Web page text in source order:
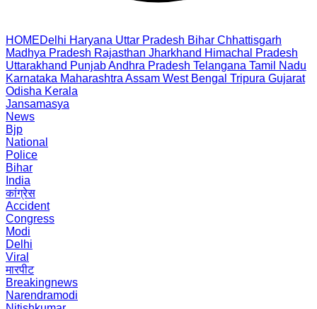
HOMEDelhi Haryana Uttar Pradesh Bihar Chhattisgarh
Madhya Pradesh Rajasthan Jharkhand Himachal Pradesh
Uttarakhand PunjabAndhra Pradesh Telangana Tamil Nadu
Karnataka Maharashtra Assam West Bengal Tripura Gujarat
Odisha Kerala
Jansamasya
News
Bjp
National
Police
Bihar
India
कांग्रेस
Accident
Congress
Modi
Delhi
Viral
मारपीट
Breakingnews
Narendramodi